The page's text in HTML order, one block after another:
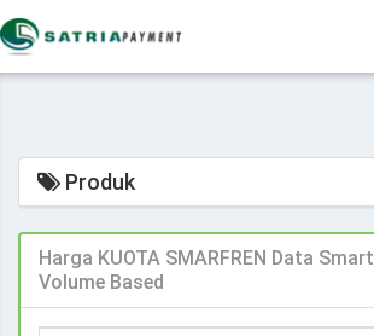
Produk
Harga KUOTA SMARFREN Data Smart
Volume Based